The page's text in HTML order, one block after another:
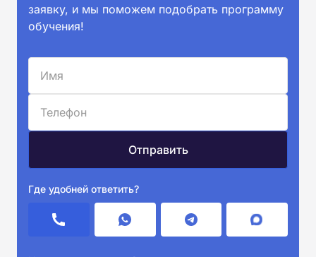
заявку, и мы поможем подобрать программу
обучения!
Где удобней ответить?